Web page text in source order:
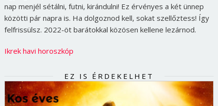
nap menjél sétálni, futni, kirándulni! Ez érvényes a két ünnep
közötti pár napra is. Ha dolgoznod kell, sokat szellőztess! Így
felfrissülsz. 2022-öt barátokkal közösen kellene lezárnod.
Ikrek havi horoszkóp
EZ IS ÉRDEKELHET